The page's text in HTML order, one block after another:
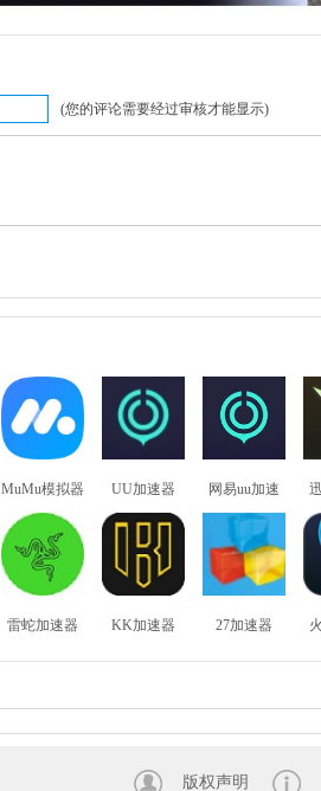
(您的评论需要经过审核才能显示)
MuMu模拟器 UU加速器 网易uu加速
器网吧版
雷蛇加速器 KK加速器 27加速器
版权声明